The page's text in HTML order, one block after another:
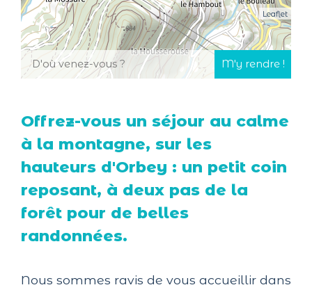
Leaflet
Offrez-vous un séjour au calme
à la montagne, sur les
hauteurs d'Orbey : un petit coin
reposant, à deux pas de la
forêt pour de belles
randonnées.
Nous sommes ravis de vous accueillir dans